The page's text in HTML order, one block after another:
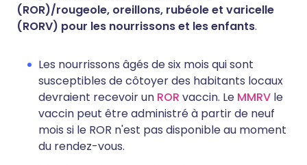
(ROR)/rougeole, oreillons, rubéole et varicelle
(RORV) pour les nourrissons et les enfants.
Les nourrissons âgés de six mois qui sont
susceptibles de côtoyer des habitants locaux
devraient recevoir un ROR vaccin. Le MMRV le
vaccin peut être administré à partir de neuf
mois si le ROR n'est pas disponible au moment
du rendez-vous.